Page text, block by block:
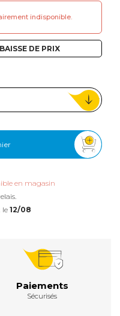
indisponible.
DE PRIX
en magasin
le12/08
Paiements
Sécurisés